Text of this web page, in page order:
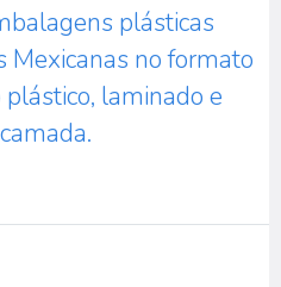
plásticas
Mexicanas no formato
laminado e